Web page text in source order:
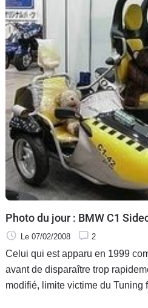
Photo du jour : BMW C1
Le 07/02/2008 2
Celui qui est apparu en 1999
avant de disparaître trop
modifié, limite victime du Tuning